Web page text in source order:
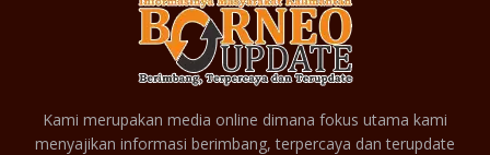
Kami merupakan media online dimana fokus utama kami
menyajikan informasi berimbang, terpercaya dan terupdate